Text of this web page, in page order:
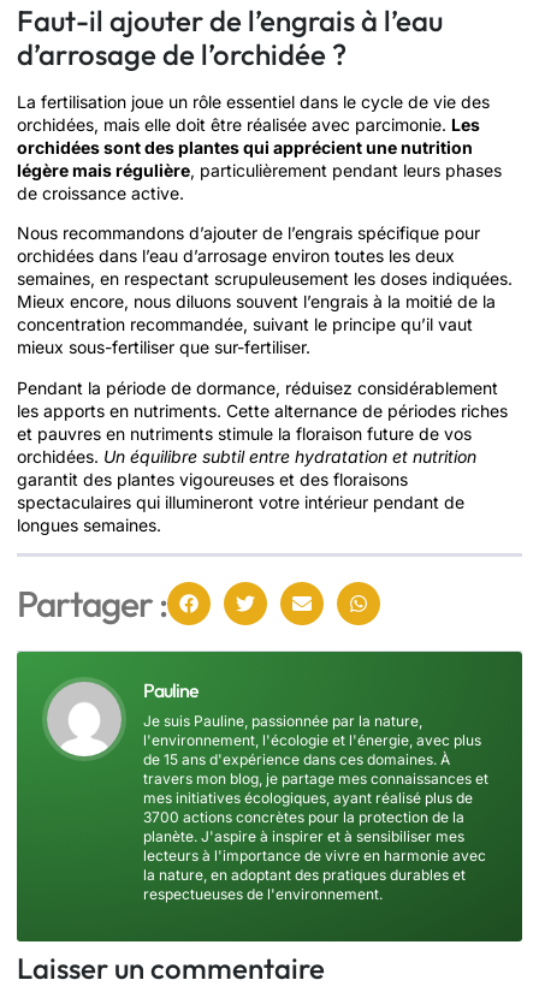
Faut-il ajouter de l’engrais à l’eau
d’arrosage de l’orchidée ?
La fertilisation joue un rôle essentiel dans le cycle de vie des
orchidées, mais elle doit être réalisée avec parcimonie. Les
orchidées sont des plantes qui apprécient une nutrition
légère mais régulière, particulièrement pendant leurs phases
de croissance active.
Nous recommandons d’ajouter de l’engrais spécifique pour
orchidées dans l’eau d’arrosage environ toutes les deux
semaines, en respectant scrupuleusement les doses indiquées.
Mieux encore, nous diluons souvent l’engrais à la moitié de la
concentration recommandée, suivant le principe qu’il vaut
mieux sous-fertiliser que sur-fertiliser.
Pendant la période de dormance, réduisez considérablement
les apports en nutriments. Cette alternance de périodes riches
et pauvres en nutriments stimule la floraison future de vos
orchidées. Un équilibre subtil entre hydratation et nutrition
garantit des plantes vigoureuses et des floraisons
spectaculaires qui illumineront votre intérieur pendant de
longues semaines.
Partager :
Pauline
Je suis Pauline, passionnée par la nature,
l'environnement, l'écologie et l'énergie, avec plus
de 15 ans d'expérience dans ces domaines. À
travers mon blog, je partage mes connaissances et
mes initiatives écologiques, ayant réalisé plus de
3700 actions concrètes pour la protection de la
planète. J'aspire à inspirer et à sensibiliser mes
lecteurs à l'importance de vivre en harmonie avec
la nature, en adoptant des pratiques durables et
respectueuses de l'environnement.
Laisser un commentaire